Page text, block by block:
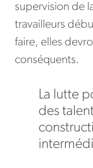
supervision de
travailleurs
faire, elles
conséquents.
La lutte
des